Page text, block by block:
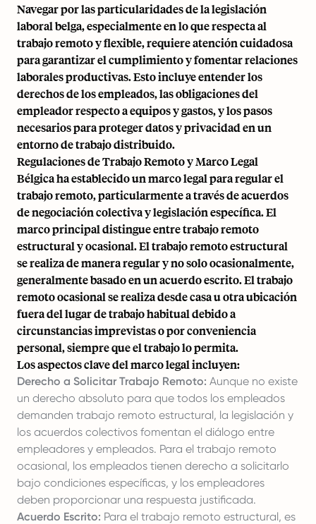
Navegar por las particularidades de la legislación
laboral belga, especialmente en lo que respecta al
trabajo remoto y flexible, requiere atención cuidadosa
para garantizar el cumplimiento y fomentar relaciones
laborales productivas. Esto incluye entender los
derechos de los empleados, las obligaciones del
empleador respecto a equipos y gastos, y los pasos
necesarios para proteger datos y privacidad en un
entorno de trabajo distribuido.
Regulaciones de Trabajo Remoto y Marco Legal
Bélgica ha establecido un marco legal para regular el
trabajo remoto, particularmente a través de acuerdos
de negociación colectiva y legislación específica. El
marco principal distingue entre trabajo remoto
estructural y ocasional. El trabajo remoto estructural
se realiza de manera regular y no solo ocasionalmente,
generalmente basado en un acuerdo escrito. El trabajo
remoto ocasional se realiza desde casa u otra ubicación
fuera del lugar de trabajo habitual debido a
circunstancias imprevistas o por conveniencia
personal, siempre que el trabajo lo permita.
Los aspectos clave del marco legal incluyen:
Derecho a Solicitar Trabajo Remoto: Aunque no existe
un derecho absoluto para que todos los empleados
demanden trabajo remoto estructural, la legislación y
los acuerdos colectivos fomentan el diálogo entre
empleadores y empleados. Para el trabajo remoto
ocasional, los empleados tienen derecho a solicitarlo
bajo condiciones específicas, y los empleadores
deben proporcionar una respuesta justificada.
Acuerdo Escrito: Para el trabajo remoto estructural, es